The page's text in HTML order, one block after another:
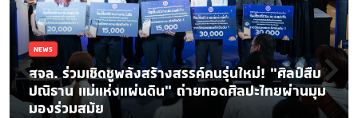
NEWS
สจล. ร่วมเชิดชูพลังสร้างสรรค์คนรุ่นใหม่! “ศิลป์สืบ
ปณิธาน แม่แห่งแผ่นดิน” ถ่ายทอดศิลปะไทยผ่านมุม
มองร่วมสมัย